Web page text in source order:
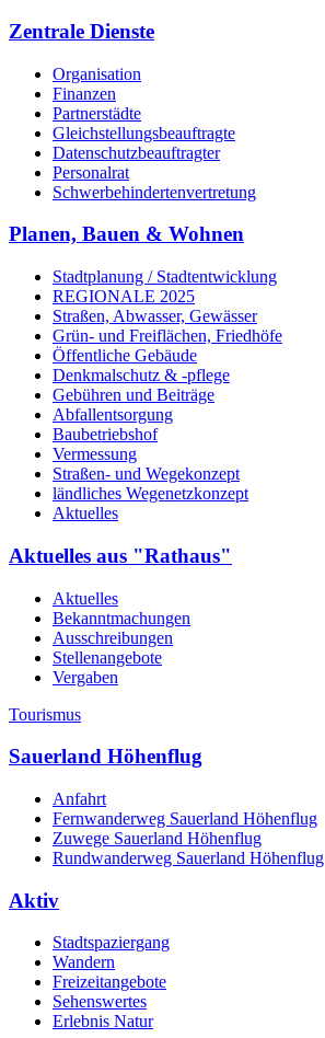
Zentrale Dienste
Organisation
Finanzen
Partnerstädte
Gleichstellungsbeauftragte
Datenschutzbeauftragter
Personalrat
Schwerbehinderten­vertretung
Planen, Bauen & Wohnen
Stadtplanung / Stadtentwicklung
REGIONALE 2025
Straßen, Abwasser, Gewässer
Grün- und Freiflächen, Friedhöfe
Öffentliche Gebäude
Denkmalschutz & -pflege
Gebühren und Beiträge
Abfallentsorgung
Baubetriebshof
Vermessung
Straßen- und Wegekonzept
ländliches Wegenetzkonzept
Aktuelles
Aktuelles aus "Rathaus"
Aktuelles
Bekanntmachungen
Ausschreibungen
Stellenangebote
Vergaben
Tourismus
Sauerland Höhenflug
Anfahrt
Fernwanderweg Sauerland Höhenflug
Zuwege Sauerland Höhenflug
Rundwanderweg Sauerland Höhenflug
Aktiv
Stadtspaziergang
Wandern
Freizeitangebote
Sehenswertes
Erlebnis Natur